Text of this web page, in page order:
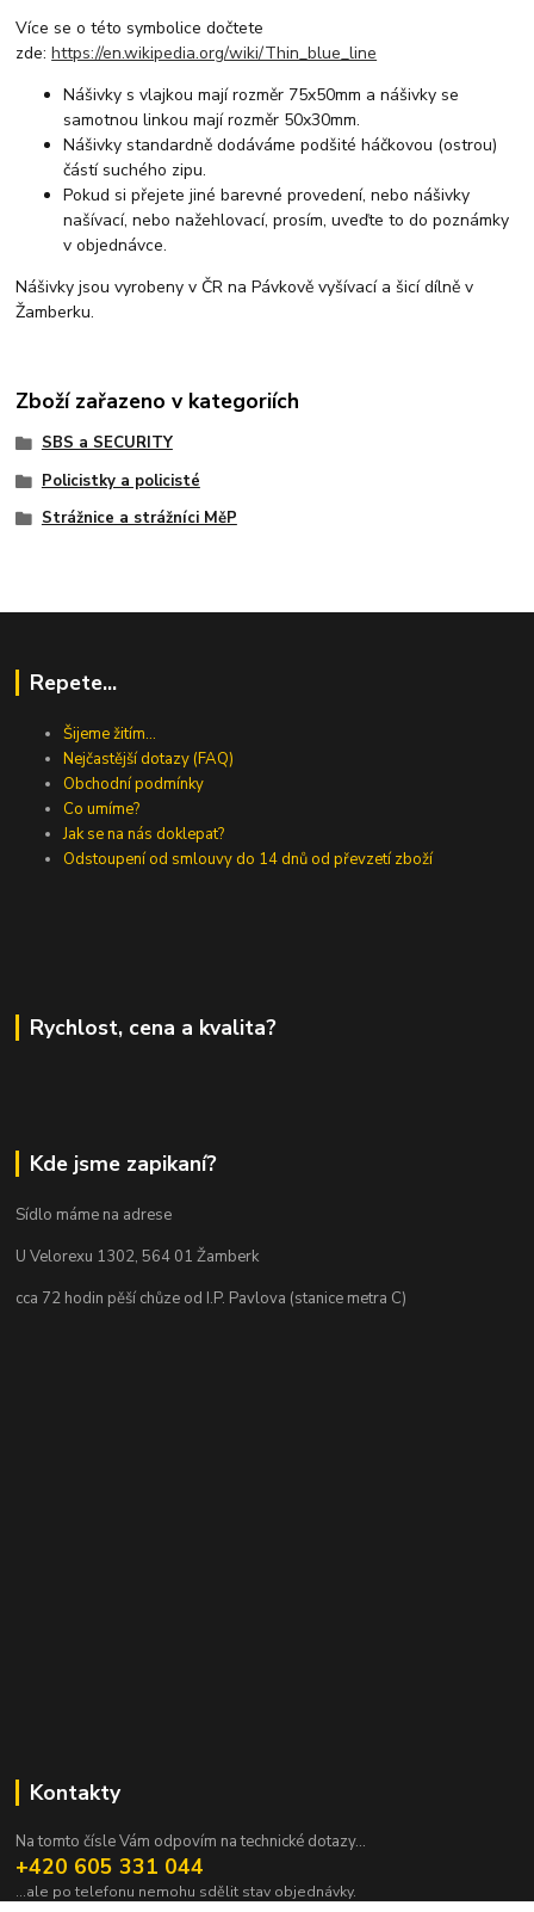
Více se o této symbolice dočtete
zde:https://en.wikipedia.org/wiki/Thin_blue_line
Nášivky s vlajkou mají rozměr 75x50mm a nášivky se
samotnou linkou mají rozměr 50x30mm.
Nášivky standardně dodáváme podšité háčkovou (ostrou)
částí suchého zipu.
Pokud si přejete jiné barevné provedení, nebo nášivky
našívací, nebo nažehlovací, prosím, uveďte to do poznámky
v objednávce.
Nášivky jsou vyrobeny v ČR na Pávkově vyšívací a šicí dílně v
Žamberku.
Zboží zařazeno v kategoriích
SBS a SECURITY
Policistky a policisté
Strážnice a strážníci MěP
Repete...
Šijeme žitím...
Nejčastější dotazy (FAQ)
Obchodní podmínky
Co umíme?
Jak se na nás doklepat?
Odstoupení od smlouvy do 14 dnů od převzetí zboží
Rychlost, cena a kvalita?
Kde jsme zapikaní?
Sídlo máme na adrese
U Velorexu 1302, 564 01 Žamberk
cca 72 hodin pěší chůze od I.P. Pavlova (stanice metra C)
Kontakty
Na tomto čísle Vám odpovím na technické dotazy...
+420 605 331 044
...ale po telefonu nemohu sdělit stav objednávky.